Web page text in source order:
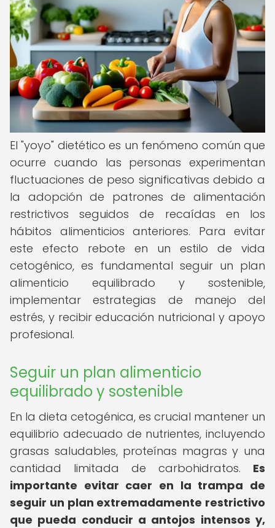
El "yoyo" dietético es un fenómeno común que
ocurre cuando las personas experimentan
fluctuaciones de peso significativas debido a
la adopción de patrones de alimentación
restrictivos seguidos de recaídas en los
hábitos alimenticios anteriores. Para evitar
este efecto rebote en un estilo de vida
cetogénico, es fundamental seguir un plan
alimenticio equilibrado y sostenible,
implementar estrategias de manejo del
estrés, y recibir educación nutricional y apoyo
profesional.
Seguir un plan alimenticio
equilibrado y sostenible
En la dieta cetogénica, es crucial mantener un
equilibrio adecuado de nutrientes, incluyendo
grasas saludables, proteínas magras y una
cantidad limitada de carbohidratos. Es
importante evitar caer en la trampa de
seguir un plan extremadamente restrictivo
que pueda conducir a antojos intensos y,